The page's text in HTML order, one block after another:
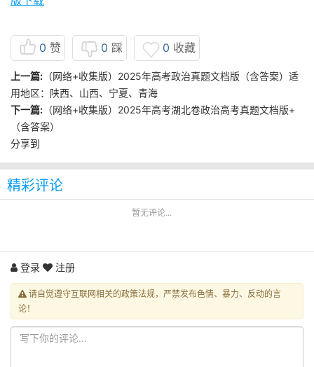
0 赞 0 踩 0 收藏
上一篇: （网络+收集版）2025年高考政治真题文档版（含答案）适
用地区：陕西、山西、宁夏、青海
下一篇: （网络+收集版）2025年高考湖北卷政治高考真题文档版+
（含答案）
分享到
精彩评论
暂无评论...
登录 注册
请自觉遵守互联网相关的政策法规，严禁发布色情、暴力、反动的言
论！